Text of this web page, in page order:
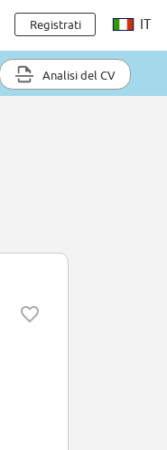
Registrati IT
Analisi del CV